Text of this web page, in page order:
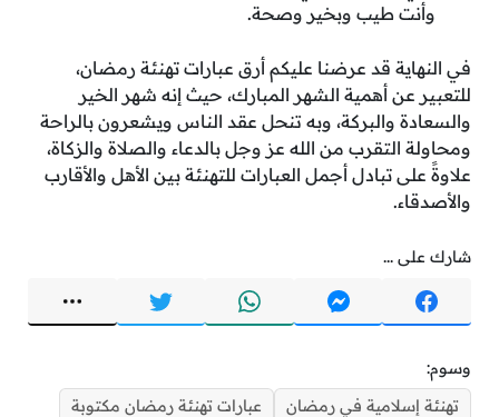
وأنت طيب وبخير وصحة.
في النهاية قد عرضنا عليكم أرق عبارات تهنئة رمضان،
للتعبير عن أهمية الشهر المبارك، حيث إنه شهر الخير
والسعادة والبركة، وبه تنحل عقد الناس ويشعرون بالراحة
ومحاولة التقرب من الله عز وجل بالدعاء والصلاة والزكاة،
علاوةً على تبادل أجمل العبارات للتهنئة بين الأهل والأقارب
والأصدقاء.
شارك على ...
وسوم:
تهنئة إسلامية في رمضان
عبارات تهنئة رمضان مكتوبة